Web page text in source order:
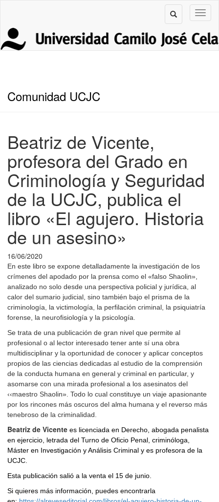
Comunidad UCJC
Beatriz de Vicente,
profesora del Grado en
Criminología y Seguridad
de la UCJC, publica el
libro «El agujero. Historia
de un asesino»
16/06/2020
En este libro se expone detalladamente la investigación de los
crímenes del apodado por la prensa como el «falso Shaolin»,
analizado no solo desde una perspectiva policial y jurídica, al
calor del sumario judicial, sino también bajo el prisma de la
criminología, la victimología, la perfilación criminal, la psiquiatría
forense, la neurofisiología y la psicología.
Se trata de una publicación de gran nivel que permite al
profesional o al lector interesado tener ante sí una obra
multidisciplinar y la oportunidad de conocer y aplicar conceptos
propios de las ciencias dedicadas al estudio de la comprensión
de la conducta humana en general y criminal en particular, y
asomarse con una mirada profesional a los asesinatos del
‹‹maestro Shaolin». Todo lo cual constituye un viaje apasionante
por los rincones más oscuros del alma humana y el reverso más
tenebroso de la criminalidad.
Beatriz de Vicente es licenciada en Derecho, abogada penalista
en ejercicio, letrada del Turno de Oficio Penal, criminóloga,
Máster en Investigación y Análisis Criminal y es profesora de la
UCJC.
Esta publicación salió a la venta el 15 de junio.
Si quieres más información, puedes encontrarla